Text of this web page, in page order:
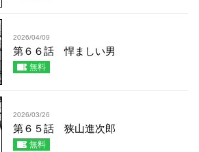
2026/04/09
第６６話 悍ましい男
無料
2026/03/26
第６５話 狭山進次郎
無料